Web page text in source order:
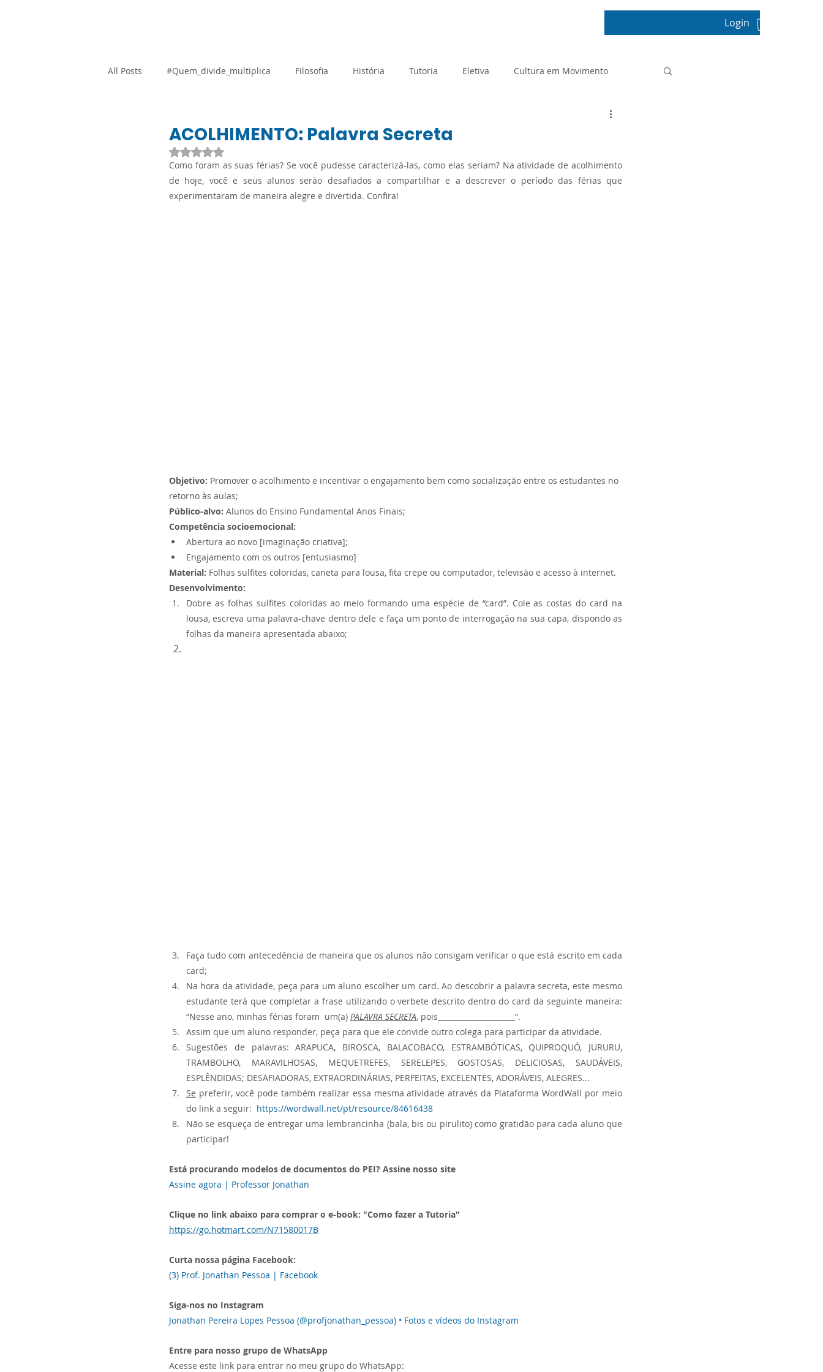
Login
All Posts #Quem_divide_multiplica Filosofia História Tutoria Eletiva Cultura em Movimento
Promocional Resoluções Geografia Metodologias Ativas Orientação de Estudos Prova Paulista
ACOLHIMENTO: Palavra Secreta
Avaliado com NaN de 5 estrelas.
Como foram as suas férias? Se você pudesse caracterizá-las, como elas seriam? Na atividade de acolhimento
de hoje, você e seus alunos serão desafiados a compartilhar e a descrever o período das férias que
experimentaram de maneira alegre e divertida. Confira!
Objetivo: Promover o acolhimento e incentivar o engajamento bem como socialização entre os estudantes no
retorno às aulas;
Público-alvo: Alunos do Ensino Fundamental Anos Finais;
Competência socioemocional:
Abertura ao novo [imaginação criativa];
Engajamento com os outros [entusiasmo]
Material: Folhas sulfites coloridas, caneta para lousa, fita crepe ou computador, televisão e acesso à internet.
Desenvolvimento:
Dobre as folhas sulfites coloridas ao meio formando uma espécie de “card”. Cole as costas do card na
lousa, escreva uma palavra-chave dentro dele e faça um ponto de interrogação na sua capa, dispondo as
folhas da maneira apresentada abaixo;
Faça tudo com antecedência de maneira que os alunos não consigam verificar o que está escrito em cada
card;
Na hora da atividade, peça para um aluno escolher um card. Ao descobrir a palavra secreta, este mesmo
estudante terá que completar a frase utilizando o verbete descrito dentro do card da seguinte maneira:
“Nesse ano, minhas férias foram  um(a) PALAVRA SECRETA, pois_____________________”.
Assim que um aluno responder, peça para que ele convide outro colega para participar da atividade.
Sugestões de palavras: ARAPUCA, BIROSCA, BALACOBACO, ESTRAMBÓTICAS, QUIPROQUÓ, JURURU,
TRAMBOLHO, MARAVILHOSAS, MEQUETREFES, SERELEPES, GOSTOSAS, DELICIOSAS, SAUDÁVEIS,
ESPLÊNDIDAS; DESAFIADORAS, EXTRAORDINÁRIAS, PERFEITAS, EXCELENTES, ADORÁVEIS, ALEGRES...
Se preferir, você pode também realizar essa mesma atividade através da Plataforma WordWall por meio
do link a seguir: https://wordwall.net/pt/resource/84616438
Não se esqueça de entregar uma lembrancinha (bala, bis ou pirulito) como gratidão para cada aluno que
participar!
Está procurando modelos de documentos do PEI? Assine nosso site
Assine agora | Professor Jonathan
Clique no link abaixo para comprar o e-book: "Como fazer a Tutoria"
https://go.hotmart.com/N71580017B
Curta nossa página Facebook:
(3) Prof. Jonathan Pessoa | Facebook
Siga-nos no Instagram
Jonathan Pereira Lopes Pessoa (@profjonathan_pessoa) • Fotos e vídeos do Instagram
Entre para nosso grupo de WhatsApp
Acesse este link para entrar no meu grupo do WhatsApp: